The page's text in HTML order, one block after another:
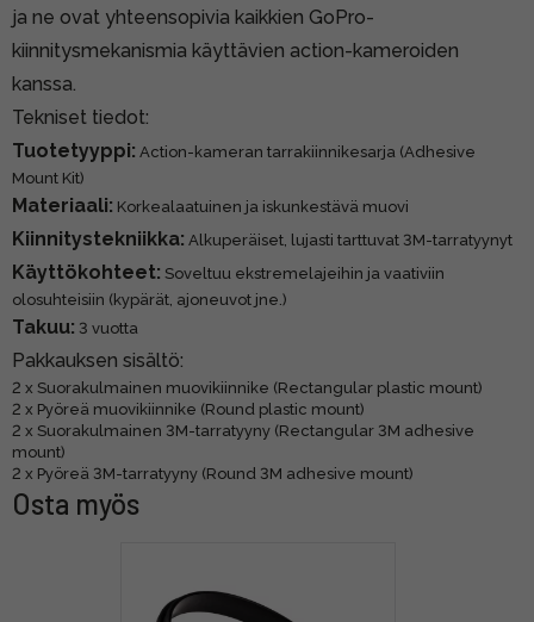
ja ne ovat yhteensopivia kaikkien GoPro-
kiinnitysmekanismia käyttävien action-kameroiden
kanssa.
Tekniset tiedot:
Tuotetyyppi: Action-kameran tarrakiinnikesarja (Adhesive
Mount Kit)
Materiaali: Korkealaatuinen ja iskunkestävä muovi
Kiinnitystekniikka: Alkuperäiset, lujasti tarttuvat 3M-tarratyynyt
Käyttökohteet: Soveltuu ekstremelajeihin ja vaativiin
olosuhteisiin (kypärät, ajoneuvot jne.)
Takuu: 3 vuotta
Pakkauksen sisältö:
2 x Suorakulmainen muovikiinnike (Rectangular plastic mount)
2 x Pyöreä muovikiinnike (Round plastic mount)
2 x Suorakulmainen 3M-tarratyyny (Rectangular 3M adhesive
mount)
2 x Pyöreä 3M-tarratyyny (Round 3M adhesive mount)
Osta myös